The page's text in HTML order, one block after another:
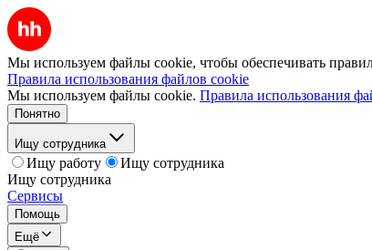
Мы используем файлы cookie, чтобы обеспечивать
Правила использования файлов cookie
Мы используем файлы cookie. Правила использования
Понятно
Ищу сотрудника
Ищу работу
Ищу сотрудника
Ищу сотрудника
Сервисы
Помощь
Ещё